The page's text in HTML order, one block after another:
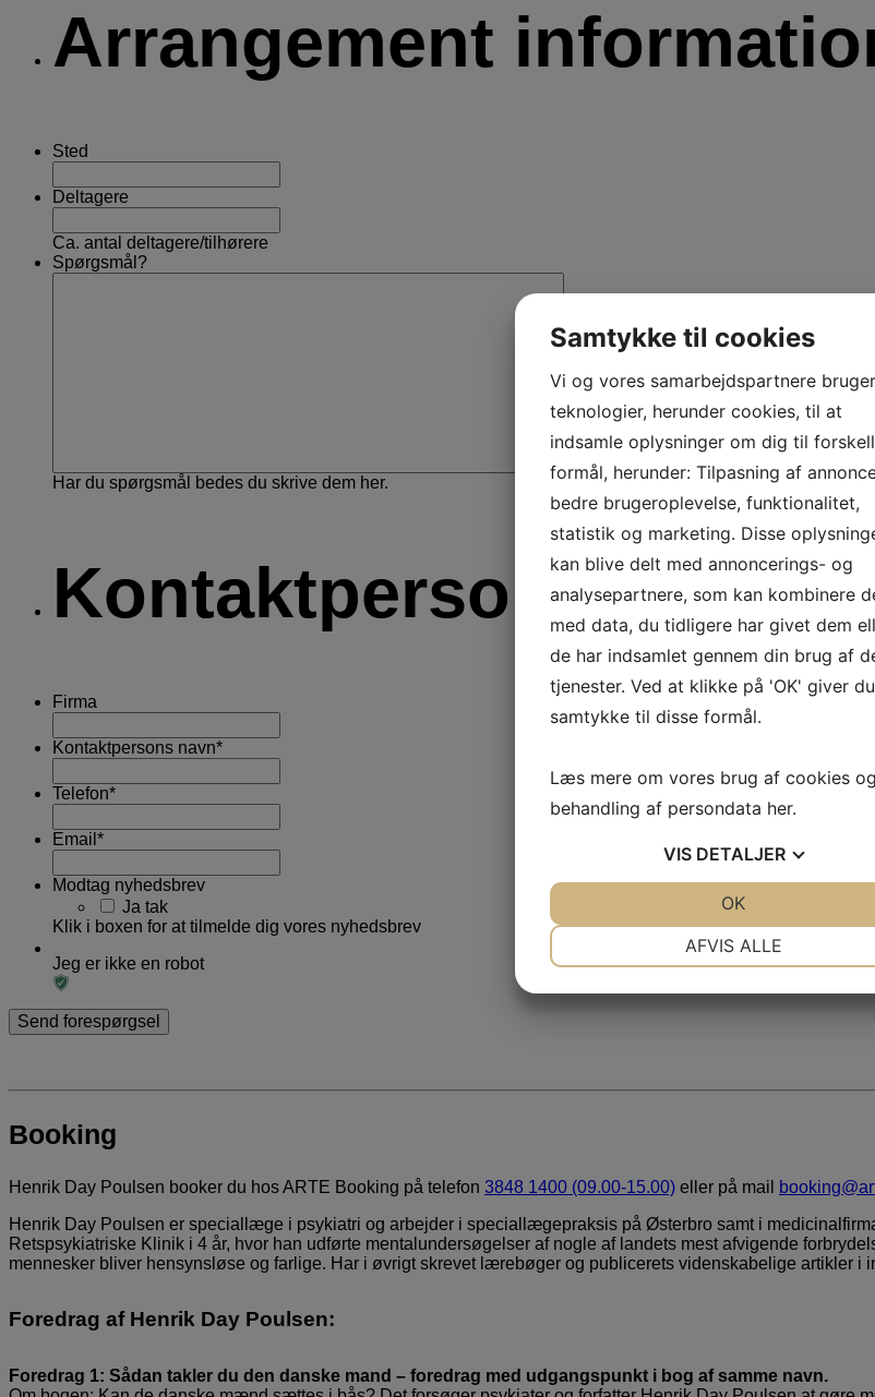
Arrangement
Sted
Deltagere
Ca. antal deltagere/tilhørere
Spørgsmål?
Har du spørgsmål bedes du skrive dem her.
Firma
Kontaktpersons navn*
Telefon*
Email *
Modtag nyhedsbrev
Ja tak
Klik i boxen for at tilmelde dig vores nyhedsbrev
Jeg er ikke en robot
Booking
Henrik Day Poulsen booker du hos ARTE Booking på telefon 3848 1400 (09.00-15.00) eller på mail
Henrik Day Poulsen er speciallæge i psykiatri og arbejder i speciallægepraksis på Østerbro samt i
Retspsykiatriske Klinik i 4 år, hvor han udførte mentalundersøgelser af nogle af landets mest afvigende
mennesker bliver hensynsløse og farlige. Har i øvrigt skrevet lærebøger og publicerets videnskabelige artikler i
Foredrag af Henrik Day Poulsen:
Foredrag 1: Sådan takler du den danske mand – foredrag med udgangspunkt i bog af samme navn.
Samtykke til cookies
Vi og vores samarbejdspartnere bruger
teknologier, herunder cookies, til at
indsamle oplysninger om dig til
formål, herunder: Tilpasning af
bedre brugeroplevelse, funktionalitet,
statistik og marketing. Disse
kan blive delt med annoncerings- og
analysepartnere, som kan kombinere
med data, du tidligere har givet dem
de har indsamlet gennem din brug af
tjenester. Ved at klikke på 'OK' giver du
samtykke til disse formål.
Læs mere om vores brug af cookies og
behandling af persondata her.
VIS DETALJER
AFVIS ALLE
OK